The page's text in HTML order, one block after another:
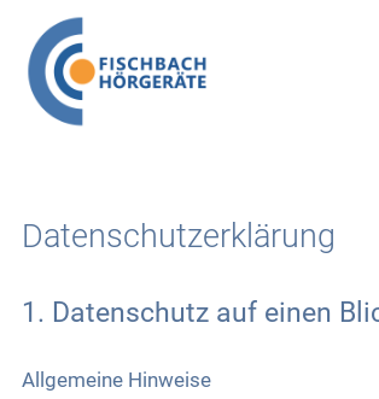
Datenschutzerklärung
1. Datenschutz auf einen
Allgemeine Hinweise